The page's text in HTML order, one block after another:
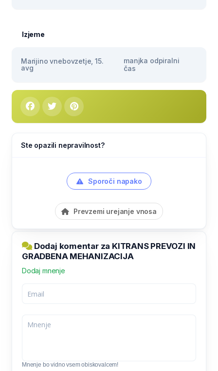
Izjeme
Marijino vnebovzetje, 15.
avg
manjka odpiralni
čas
Ste opazili nepravilnost?
Sporoči napako
Prevzemi urejanje vnosa
Dodaj komentar za KITRANS PREVOZI IN
GRADBENA MEHANIZACIJA
Dodaj mnenje
Mnenje bo vidno vsem obiskovalcem!